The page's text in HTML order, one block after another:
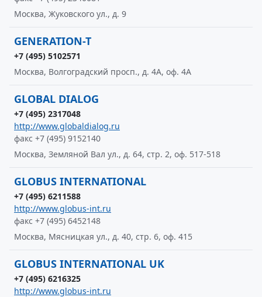
Москва, Жуковского ул., д. 9
GENERATION-T
+7 (495) 5102571
Москва, Волгоградский просп., д. 4А, оф. 4А
GLOBAL DIALOG
+7 (495) 2317048
http://www.globaldialog.ru
факс +7 (495) 9152140
Москва, Земляной Вал ул., д. 64, стр. 2, оф. 517-518
GLOBUS INTERNATIONAL
+7 (495) 6211588
http://www.globus-int.ru
факс +7 (495) 6452148
Москва, Мясницкая ул., д. 40, стр. 6, оф. 415
GLOBUS INTERNATIONAL UK
+7 (495) 6216325
http://www.globus-int.ru